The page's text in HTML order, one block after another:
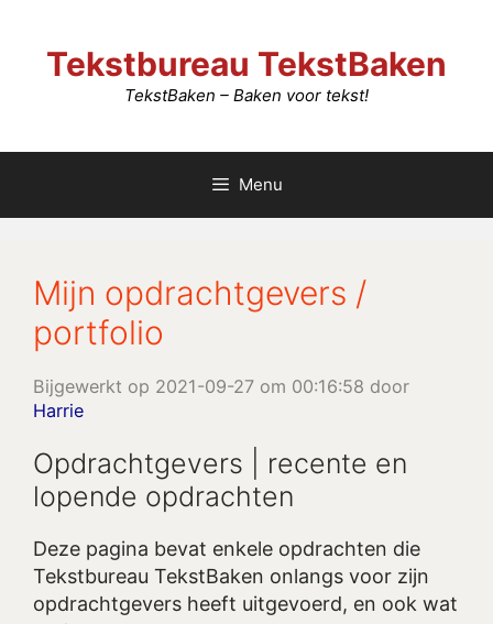
Tekstbureau TekstBaken
TekstBaken – Baken voor tekst!
Menu
Mijn opdrachtgevers /
portfolio
Bijgewerkt op 2021-09-27 om 00:16:58 door
Harrie
Opdrachtgevers | recente en
lopende opdrachten
Deze pagina bevat enkele opdrachten die
Tekstbureau TekstBaken onlangs voor zijn
opdrachtgevers heeft uitgevoerd, en ook wat